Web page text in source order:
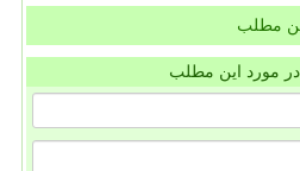
مطلب
مورد این مطلب